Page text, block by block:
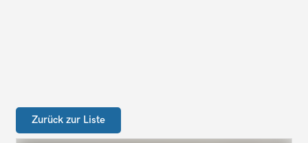
Zurück zur Liste